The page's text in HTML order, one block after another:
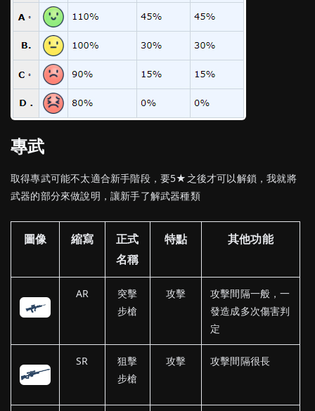
專武
取得專武可能不太適合新手階段，要5★之後才可以解鎖，我就將
武器的部分來做說明，讓新手了解武器種類
圖像 縮寫
正式
名稱
特點 其他功能
AR
突擊
步槍
攻擊
攻擊間隔一般，一
發造成多次傷害判
定
SR
狙擊
步槍
攻擊 攻擊間隔很長